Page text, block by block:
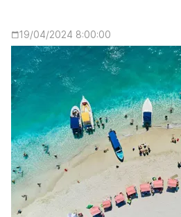
19/04/2024 8:00:00